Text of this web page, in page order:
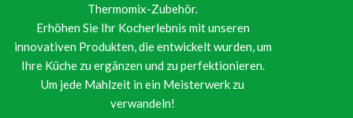
Thermomix-Zubehör.
Erhöhen Sie Ihr Kocherlebnis mit unseren
innovativen Produkten, die entwickelt wurden, um
Ihre Küche zu ergänzen und zu perfektionieren.
Um jede Mahlzeit in ein Meisterwerk zu
verwandeln!